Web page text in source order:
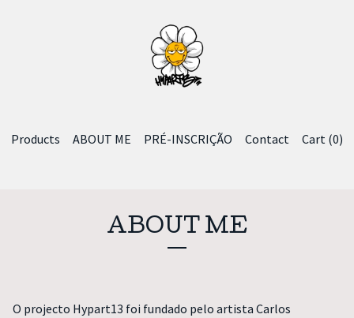
Products ABOUT ME PRÉ-INSCRIÇÃO Contact Cart (0)
ABOUT ME
O projecto Hypart13 foi fundado pelo artista Carlos